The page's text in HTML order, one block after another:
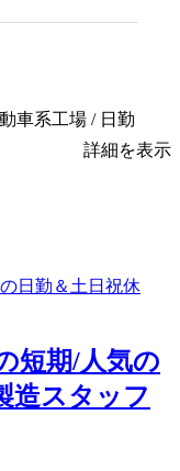
車系工場 / 日勤
詳細を表示
短期/人気の
造スタッフ